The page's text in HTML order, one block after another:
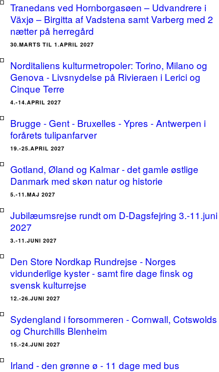
Tranedans ved Hornborgasøen – Udvandrere i
Växjø – Birgitta af Vadstena samt Varberg med 2
nætter på herregård
30.MARTS TIL 1.APRIL 2027
Norditaliens kulturmetropoler: Torino, Milano og
Genova - Livsnydelse på Rivieraen i Lerici og
Cinque Terre
4.-14.APRIL 2027
Brugge - Gent - Bruxelles - Ypres - Antwerpen i
forårets tulipanfarver
19.-25.APRIL 2027
Gotland, Øland og Kalmar - det gamle østlige
Danmark med skøn natur og historie
5.-11.MAJ 2027
Jubilæumsrejse rundt om D-Dagsfejring 3.-11.juni
2027
3.-11.JUNI 2027
Den Store Nordkap Rundrejse - Norges
vidunderlige kyster - samt fire dage finsk og
svensk kulturrejse
12.-26.JUNI 2027
Sydengland i forsommeren - Cornwall, Cotswolds
og Churchills Blenheim
15.-24.JUNI 2027
Irland - den grønne ø - 11 dage med bus